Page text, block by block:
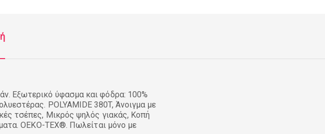
Εξωτερικό ύφασμα και φόδρα: 100%
POLYAMIDE 380T, Άνοιγμα με
τσέπες, Μικρός ψηλός γιακάς, Κοπή
OEKO-TEX®. Πωλείται μόνο με